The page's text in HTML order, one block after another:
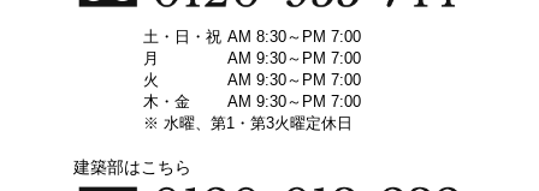
土・日・祝 AM 8:30～PM 7:00
月
AM 9:30～PM 7:00
火
AM 9:30～PM 7:00
木・金
AM 9:30～PM 7:00
※ 水曜、第1・第3火曜定休日
建築部はこちら